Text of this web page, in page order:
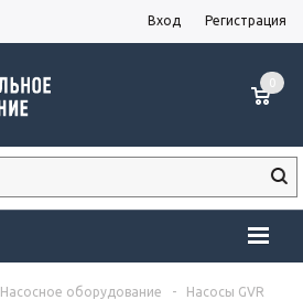
Вход Регистрация
0
Насосное оборудование -
Насосы GVR